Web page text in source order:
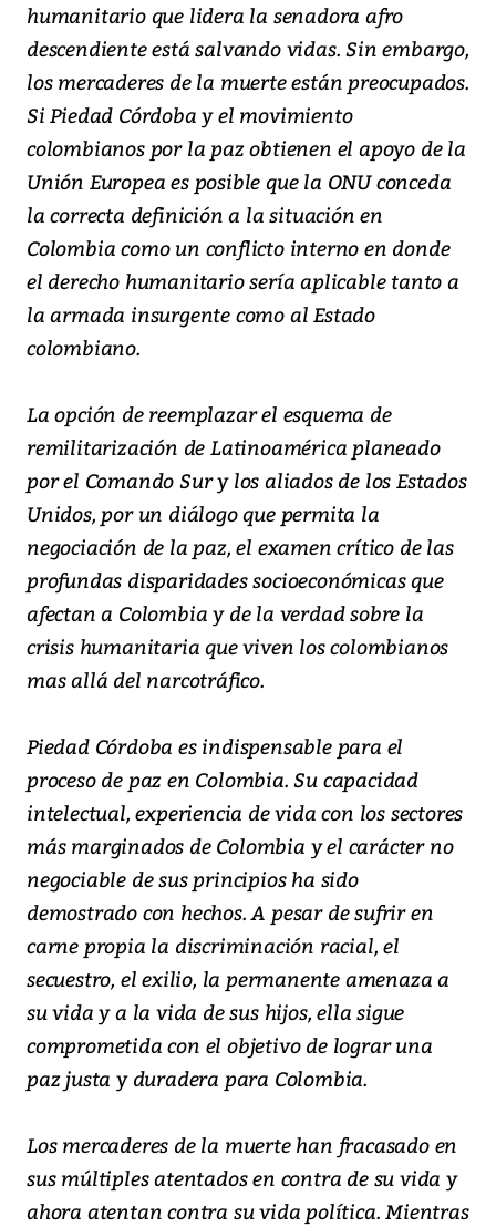
humanitario que lidera la senadora afro
descendiente está salvando vidas. Sin embargo,
los mercaderes de la muerte están preocupados.
Si Piedad Córdoba y el movimiento
colombianos por la paz obtienen el apoyo de la
Unión Europea es posible que la ONU conceda
la correcta definición a la situación en
Colombia como un conflicto interno en donde
el derecho humanitario sería aplicable tanto a
la armada insurgente como al Estado
colombiano.
La opción de reemplazar el esquema de
remilitarización de Latinoamérica planeado
por el Comando Sur y los aliados de los Estados
Unidos, por un diálogo que permita la
negociación de la paz, el examen crítico de las
profundas disparidades socioeconómicas que
afectan a Colombia y de la verdad sobre la
crisis humanitaria que viven los colombianos
mas allá del narcotráfico.
Piedad Córdoba es indispensable para el
proceso de paz en Colombia. Su capacidad
intelectual, experiencia de vida con los sectores
más marginados de Colombia y el carácter no
negociable de sus principios ha sido
demostrado con hechos. A pesar de sufrir en
carne propia la discriminación racial, el
secuestro, el exilio, la permanente amenaza a
su vida y a la vida de sus hijos, ella sigue
comprometida con el objetivo de lograr una
paz justa y duradera para Colombia.
Los mercaderes de la muerte han fracasado en
sus múltiples atentados en contra de su vida y
ahora atentan contra su vida política. Mientras